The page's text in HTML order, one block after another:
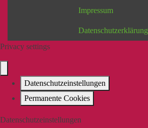
Impressum
Datenschutzerklärung
Privacy settings
Datenschutzeinstellungen
Permanente Cookies
Datenschutzeinstellungen